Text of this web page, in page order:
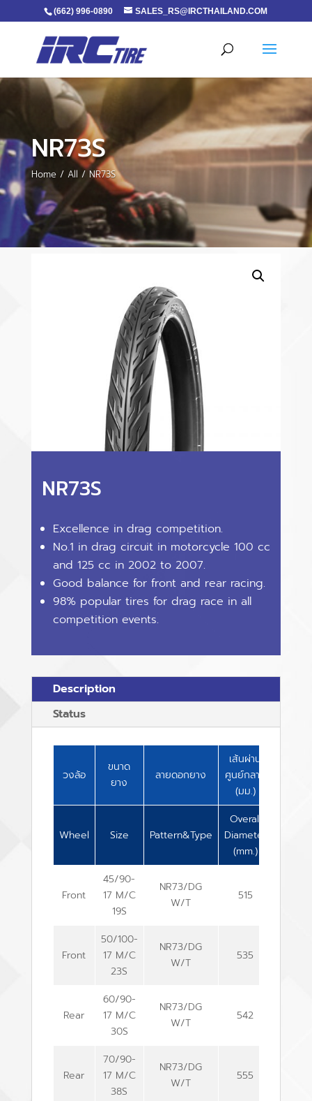
(662) 996-0890 SALES_RS@IRCTHAILAND.COM
NR73S
Home/ All / NR73S
NR73S
Excellence in drag competition.
No.1 in drag circuit in motorcycle 100 cc
and 125 cc in 2002 to 2007.
Good balance for front and rear racing.
98% popular tires for drag race in all
competition events.
Description
Status
วงล้อ
ขนาด
ยาง
ลายดอกยาง
เส้นผ่าน
ศูนย์กลาง
(มม.)
Wheel Size Pattern&Type
Overall
Diameter
(mm.)
Front
45/90-
17 M/C
19S
NR73/DG
W/T
515
Front
50/100-
17 M/C
23S
NR73/DG
W/T
535
Rear
60/90-
17 M/C
30S
NR73/DG
W/T
542
Rear
70/90-
17 M/C
38S
NR73/DG
W/T
555